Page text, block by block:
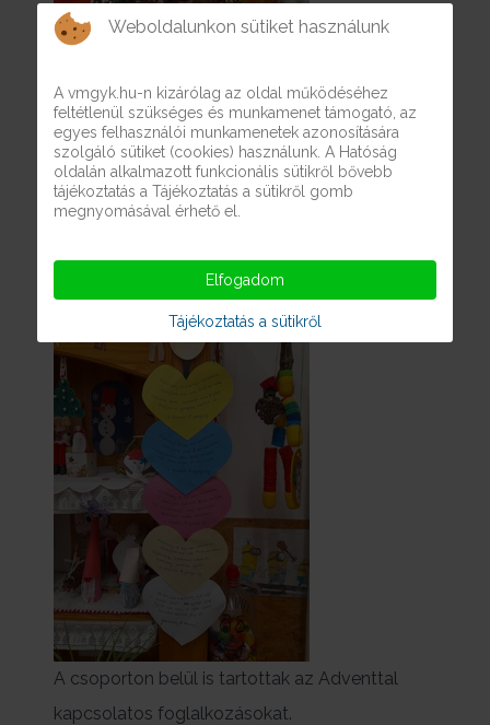
A csoporton belül is tartottak az Adventtal
kapcsolatos foglalkozásokat.
Weboldalunkon sütiket használunk
A vmgyk.hu-n kizárólag az oldal működéséhez
feltétlenül szükséges és munkamenet támogató, az
egyes felhasználói munkamenetek azonosítására
szolgáló sütiket (cookies) használunk. A Hatóság
oldalán alkalmazott funkcionális sütikről bővebb
tájékoztatás a Tájékoztatás a sütikről gomb
megnyomásával érhető el.
Elfogadom
Tájékoztatás a sütikről